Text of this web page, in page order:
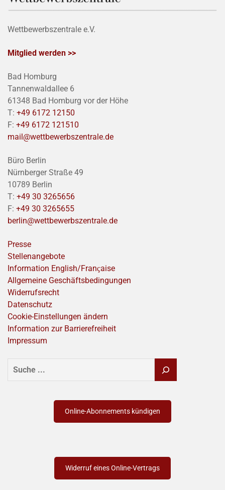
Wettbewerbszentrale e.V.
Mitglied werden >>
Bad Homburg
Tannenwaldallee 6
61348 Bad Homburg vor der Höhe
T: +49 6172 12150
F: +49 6172 121510
mail@wettbewerbszentrale.de
Büro Berlin
Nürnberger Straße 49
10789 Berlin
T: +49 30 3265656
F: +49 30 3265655
berlin@wettbewerbszentrale.de
Presse
Stellenangebote
Information English/Franҫaise
Allgemeine Geschäftsbedingungen
Widerrufsrecht
Datenschutz
Cookie-Einstellungen ändern
Information zur Barrierefreiheit
Impressum
SUCHEN
Online-Abonnements kündigen
Widerruf eines Online-Vertrags